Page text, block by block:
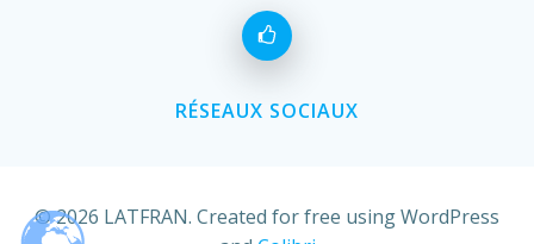
RÉSEAUX SOCIAUX
© 2026 LATFRAN. Created for free using WordPress